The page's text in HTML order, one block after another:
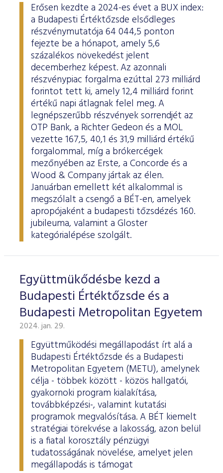
Erősen kezdte a 2024-es évet a BUX index:
a Budapesti Értéktőzsde elsődleges
részvénymutatója 64 044,5 ponton
fejezte be a hónapot, amely 5,6
százalékos növekedést jelent
decemberhez képest. Az azonnali
részvénypiac forgalma ezúttal 273 milliárd
forintot tett ki, amely 12,4 milliárd forint
értékű napi átlagnak felel meg. A
legnépszerűbb részvények sorrendjét az
OTP Bank, a Richter Gedeon és a MOL
vezette 167,5, 40,1 és 31,9 milliárd értékű
forgalommal, míg a brókercégek
mezőnyében az Erste, a Concorde és a
Wood & Company jártak az élen.
Januárban emellett két alkalommal is
megszólalt a csengő a BÉT-en, amelyek
apropójaként a budapesti tőzsdézés 160.
jubileuma, valamint a Gloster
kategórialépése szolgált.
Együttmükődésbe kezd a
Budapesti Értéktőzsde és a
Budapesti Metropolitan Egyetem
2024. jan. 29.
Együttműködési megállapodást írt alá a
Budapesti Értéktőzsde és a Budapesti
Metropolitan Egyetem (METU), amelynek
célja - többek között - közös hallgatói,
gyakornoki program kialakítása,
továbbképzési-, valamint kutatási
programok megvalósítása. A BÉT kiemelt
stratégiai törekvése a lakosság, azon belül
is a fiatal korosztály pénzügyi
tudatosságának növelése, amelyet jelen
megállapodás is támogat